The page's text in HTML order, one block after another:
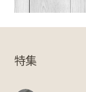
特集